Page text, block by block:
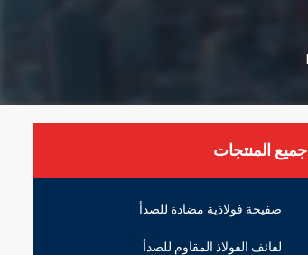
جميع المنتجات
صفيحة فولاذية مضادة للصدأ
لفائف الفولاذ المقاوم للصدأ